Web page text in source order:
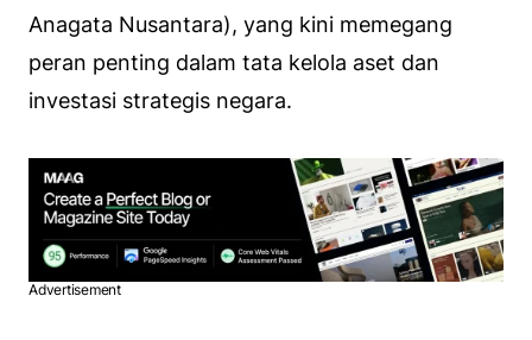
Anagata Nusantara), yang kini memegang
peran penting dalam tata kelola aset dan
investasi strategis negara.
Advertisement